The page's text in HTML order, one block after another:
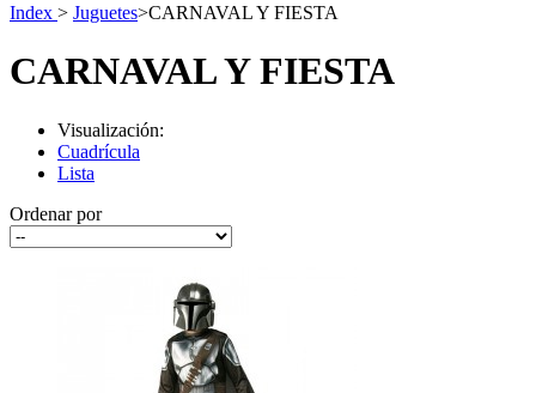
Index > Juguetes>CARNAVAL Y FIESTA
CARNAVAL Y FIESTA
Visualización:
Cuadrícula
Lista
Ordenar por